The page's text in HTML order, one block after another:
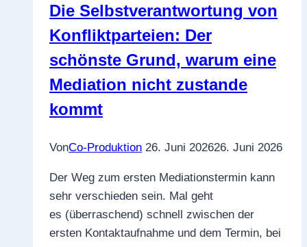
worüber
hier
gesprochen
wird?
Die Selbstverantwortung von
Konfliktparteien: Der
schönste Grund, warum eine
Mediation nicht zustande
kommt
VonCo-Produktion 26. Juni 202626. Juni 2026
Der Weg zum ersten Mediationstermin kann
sehr verschieden sein. Mal geht
es (überraschend) schnell zwischen der
ersten Kontaktaufnahme und dem Termin, bei